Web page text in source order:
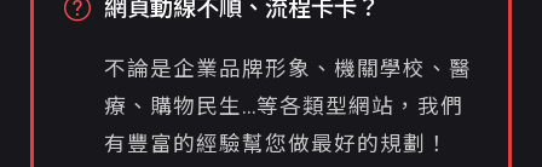
網頁動線不順、流程卡卡？
不論是企業品牌形象、機關學校、醫
療、購物民生...等各類型網站，我們
有豐富的經驗幫您做最好的規劃！